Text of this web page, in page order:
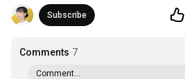
Subscribe
Comments 7
Comment...